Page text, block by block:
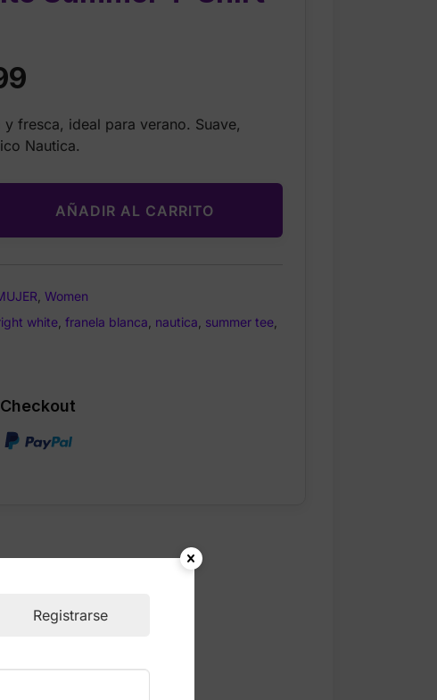
is:
y fresca, ideal para verano. Suave,
Nautica.
AÑADIR AL CARRITO
Women
white franela blanca nautica summer tee
Registrarse